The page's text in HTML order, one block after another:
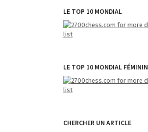
LE TOP 10 MONDIAL
LE TOP 10 MONDIAL FÉMININ
CHERCHER UN ARTICLE